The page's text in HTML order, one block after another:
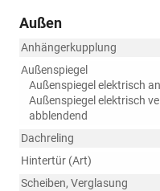
Außen
Anhängerkupplung
Außenspiegel
Außenspiegel elektrisch
Außenspiegel elektrisch
abblendend
Dachreling
Hintertür (Art)
Scheiben, Verglasung